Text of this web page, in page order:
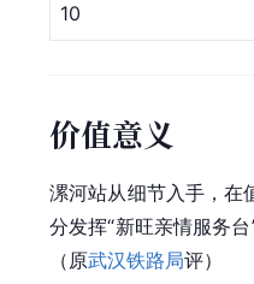
10
价值意义
漯河站从细节入手，在
分发挥“新旺亲情服务
（原武汉铁路局评）